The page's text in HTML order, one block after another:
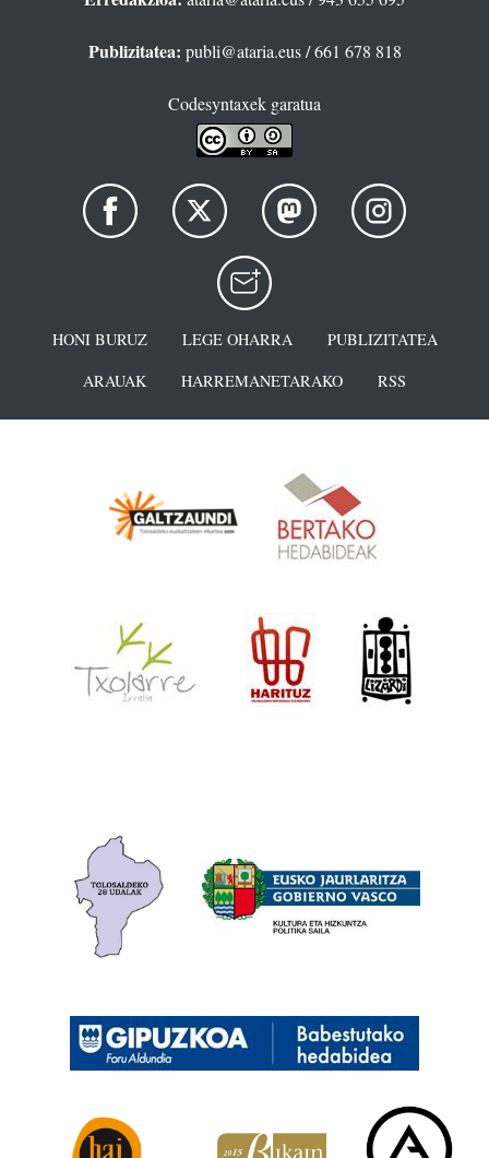
Publizitatea: publi@ataria.eus/ 661 678 818
Codesyntaxek garatua
HONI BURUZ LEGE OHARRA
PUBLIZITATEA
ARAUAK
HARREMANETARAKO RSS